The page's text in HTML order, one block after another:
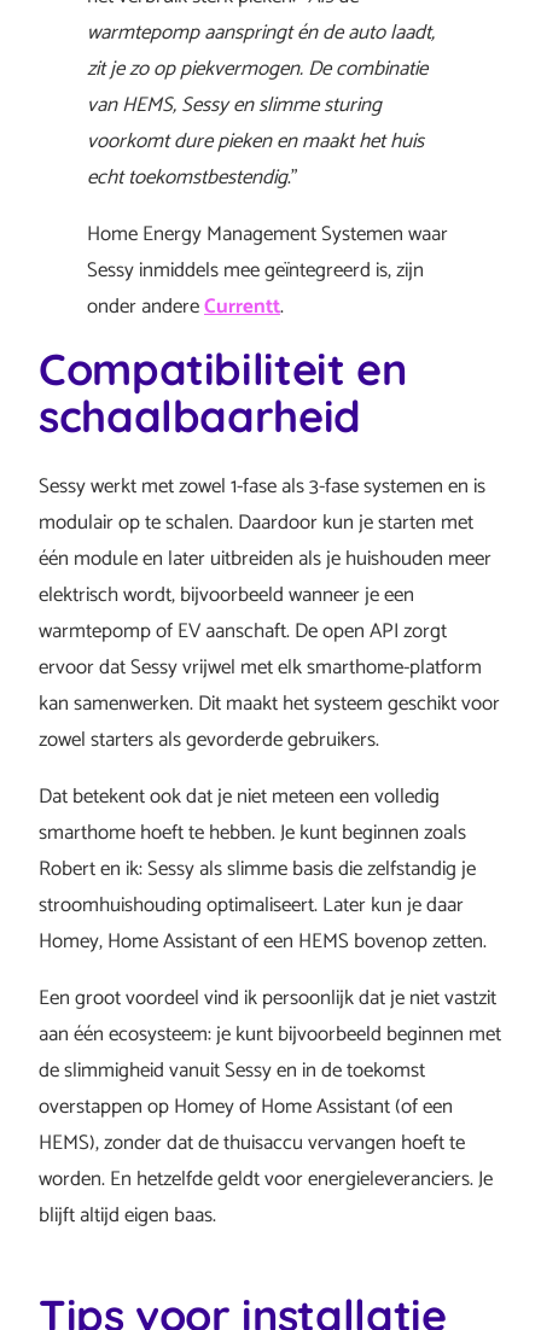
warmtepomp aanspringt én de auto laadt,
zit je zo op piekvermogen. De combinatie
van HEMS, Sessy en slimme sturing
voorkomt dure pieken en maakt het huis
echt toekomstbestendig.”
Home Energy Management Systemen waar
Sessy inmiddels mee geïntegreerd is, zijn
onder andereCurrentt.
Compatibiliteit en
schaalbaarheid
Sessy werkt met zowel 1-fase als 3-fase systemen en is
modulair op te schalen. Daardoor kun je starten met
één module en later uitbreiden als je huishouden meer
elektrisch wordt, bijvoorbeeld wanneer je een
warmtepomp of EV aanschaft. De open API zorgt
ervoor dat Sessy vrijwel met elk smarthome-platform
kan samenwerken. Dit maakt het systeem geschikt voor
zowel starters als gevorderde gebruikers.
Dat betekent ook dat je niet meteen een volledig
smarthome hoeft te hebben. Je kunt beginnen zoals
Robert en ik: Sessy als slimme basis die zelfstandig je
stroomhuishouding optimaliseert. Later kun je daar
Homey, Home Assistant of een HEMS bovenop zetten.
Een groot voordeel vind ik persoonlijk dat je niet vastzit
aan één ecosysteem: je kunt bijvoorbeeld beginnen met
de slimmigheid vanuit Sessy en in de toekomst
overstappen op Homey of Home Assistant (of een
HEMS), zonder dat de thuisaccu vervangen hoeft te
worden. En hetzelfde geldt voor energieleveranciers. Je
blijft altijd eigen baas.
Tips voor installatie